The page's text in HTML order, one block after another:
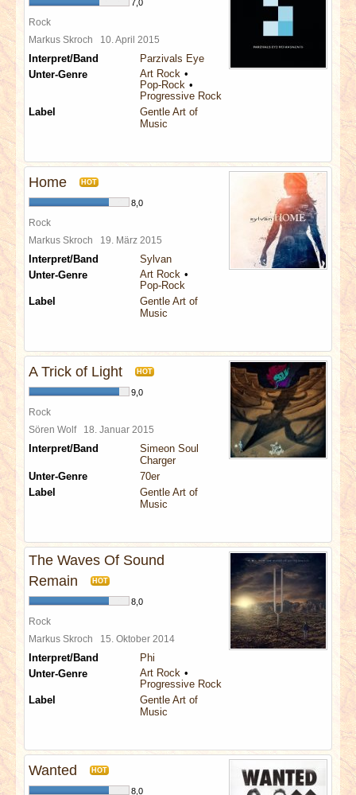
7,0
Rock
Markus Skroch 10. April 2015
Interpret/Band
Parzivals Eye
Unter-Genre
Art Rock
Pop-Rock
Progressive Rock
Label
Gentle Art of
Music
Home HOT
8,0
Rock
Markus Skroch 19. März 2015
Interpret/Band
Sylvan
Unter-Genre
Art Rock
Pop-Rock
Label
Gentle Art of
Music
A Trick of Light HOT
9,0
Rock
Sören Wolf 18. Januar 2015
Interpret/Band
Simeon Soul
Charger
Unter-Genre
70er
Label
Gentle Art of
Music
The Waves Of Sound
Remain
HOT
8,0
Rock
Markus Skroch 15. Oktober 2014
Interpret/Band
Phi
Unter-Genre
Art Rock
Progressive Rock
Label
Gentle Art of
Music
Wanted HOT
8,0